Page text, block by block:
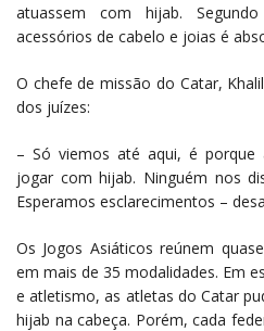
atuassem com hijab.
acessórios de cabelo e joias é
O chefe de missão do Catar,
dos juízes:
– Só viemos até aqui, é porque
jogar com hijab. Ninguém nos
Esperamos esclarecimentos –
Os Jogos Asiáticos reúnem
em mais de 35 modalidades. Em
e atletismo, as atletas do Catar
hijab na cabeça. Porém, cada